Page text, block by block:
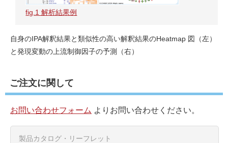
fig.1 解析結果例
自身のIPA解釈結果と類似性の高い解釈結果のHeatmap 図（左）
と発現変動の上流制御因子の予測（右）
ご注文に関して
お問い合わせフォーム よりお問い合わせください。
製品カタログ・リーフレット